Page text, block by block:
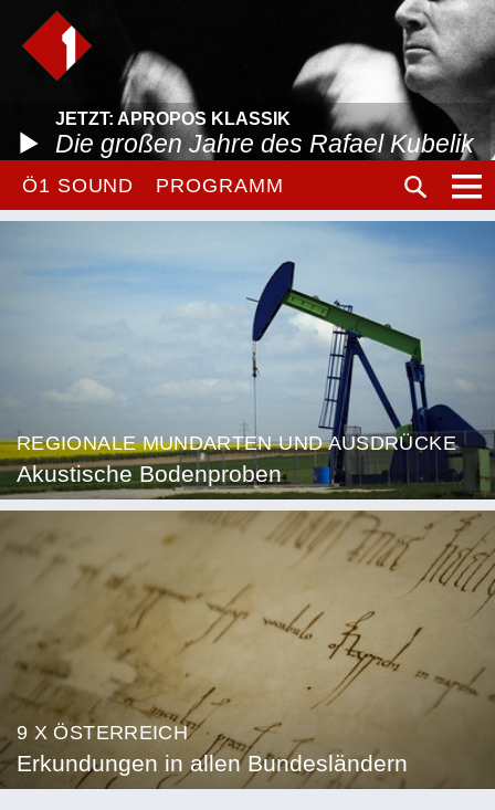
JETZT: APROPOS KLASSIK
Die großen Jahre des Rafael Kubelik
Ö1 SOUND PROGRAMM
REGIONALE MUNDARTEN UND AUSDRÜCKE
Akustische Bodenproben
9 X ÖSTERREICH
Erkundungen in allen Bundesländern